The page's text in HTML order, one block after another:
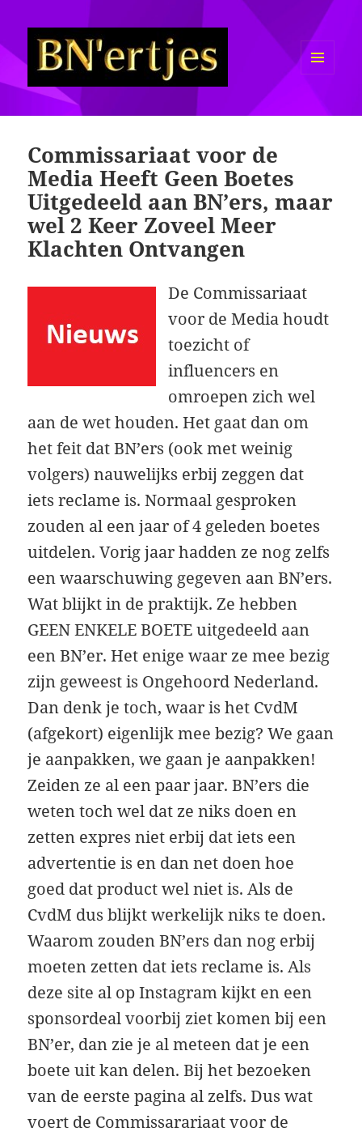
Sexy BN'ers / Bekende
Commissariaat voor de
Media Heeft Geen Boetes
Uitgedeeld aan BN’ers, maar
wel 2 Keer Zoveel Meer
Klachten Ontvangen
De Commissariaat
voor de Media houdt
toezicht of
influencers en
omroepen zich wel
aan de wet houden. Het gaat dan om
het feit dat BN’ers (ook met weinig
volgers) nauwelijks erbij zeggen dat
iets reclame is. Normaal gesproken
zouden al een jaar of 4 geleden boetes
uitdelen. Vorig jaar hadden ze nog zelfs
een waarschuwing gegeven aan BN’ers.
Wat blijkt in de praktijk. Ze hebben
GEEN ENKELE BOETE uitgedeeld aan
een BN’er. Het enige waar ze mee bezig
zijn geweest is Ongehoord Nederland.
Dan denk je toch, waar is het CvdM
(afgekort) eigenlijk mee bezig? We gaan
je aanpakken, we gaan je aanpakken!
Zeiden ze al een paar jaar. BN’ers die
weten toch wel dat ze niks doen en
zetten expres niet erbij dat iets een
advertentie is en dan net doen hoe
goed dat product wel niet is. Als de
CvdM dus blijkt werkelijk niks te doen.
Waarom zouden BN’ers dan nog erbij
moeten zetten dat iets reclame is. Als
deze site al op Instagram kijkt en een
sponsordeal voorbij ziet komen bij een
BN’er, dan zie je al meteen dat je een
boete uit kan delen. Bij het bezoeken
van de eerste pagina al zelfs. Dus wat
voert de Commissarariaat voor de